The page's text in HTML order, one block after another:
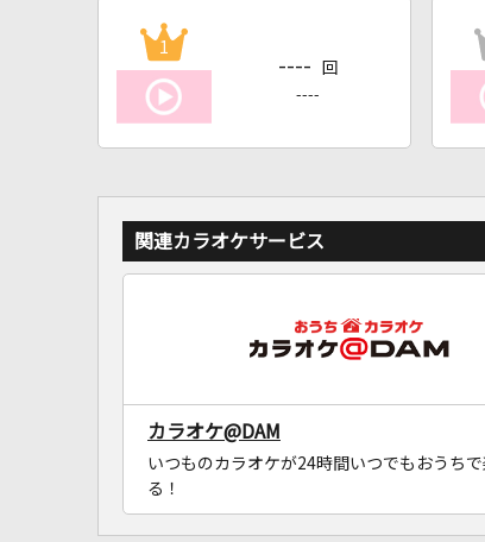
1
---- 回
----
関連カラオケサービス
カラオケ@DAM
いつものカラオケが24時間いつでもおうちで
る！